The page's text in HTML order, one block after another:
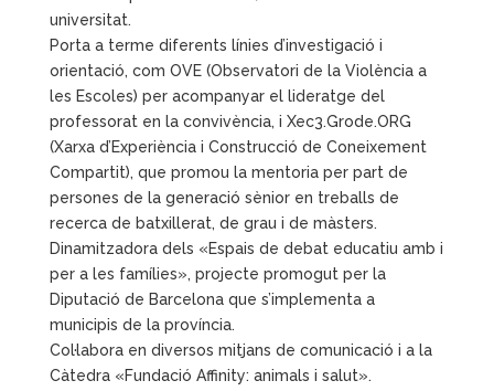
universitat.
Porta a terme diferents línies d’investigació i
orientació, com OVE (Observatori de la Violència a
les Escoles) per acompanyar el lideratge del
professorat en la convivència, i Xec3.Grode.ORG
(Xarxa d’Experiència i Construcció de Coneixement
Compartit), que promou la mentoria per part de
persones de la generació sènior en treballs de
recerca de batxillerat, de grau i de màsters.
Dinamitzadora dels «Espais de debat educatiu amb i
per a les famílies», projecte promogut per la
Diputació de Barcelona que s’implementa a
municipis de la província.
Col·labora en diversos mitjans de comunicació i a la
Càtedra «Fundació Affinity: animals i salut».